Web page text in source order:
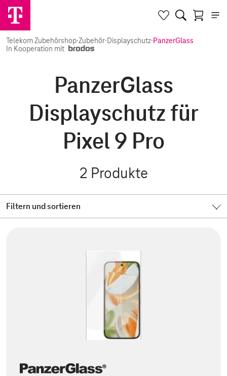
Telekom Zubehörshop·Zubehör·Displayschutz·PanzerGlass
In Kooperation mit
PanzerGlass
Displayschutz für
Pixel 9 Pro
2 Produkte
Filtern und sortieren